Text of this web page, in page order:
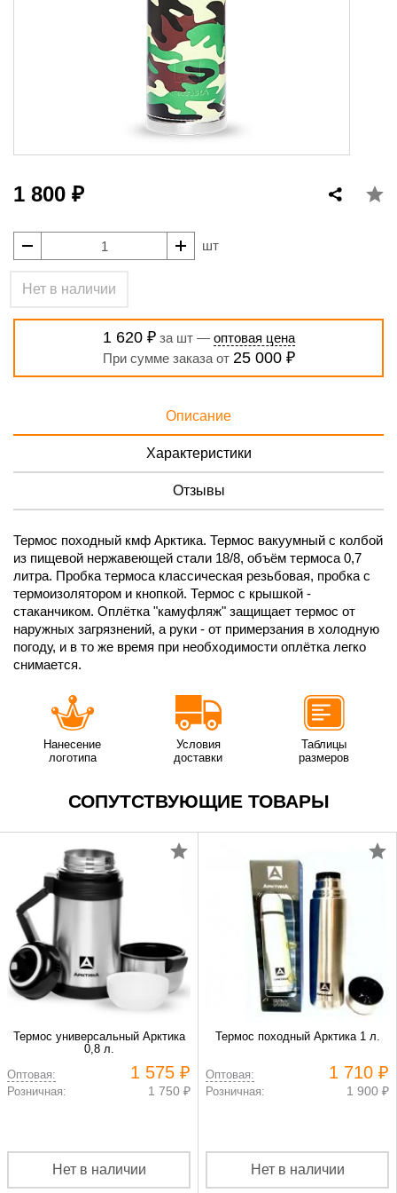
1 800 ₽
шт
Нет в наличии
1 620 ₽за шт — оптовая цена
При сумме заказа от 25 000 ₽
Описание
Характеристики
Отзывы
Термос походный кмф Арктика. Термос вакуумный с колбой
из пищевой нержавеющей стали 18/8, объём термоса 0,7
литра. Пробка термоса классическая резьбовая, пробка с
термоизолятором и кнопкой. Термос с крышкой -
стаканчиком. Оплётка "камуфляж" защищает термос от
наружных загрязнений, а руки - от примерзания в холодную
погоду, и в то же время при необходимости оплётка легко
снимается.
Нанесение
логотипа
Условия
доставки
Таблицы
размеров
СОПУТСТВУЮЩИЕ ТОВАРЫ
Термос универсальный Арктика
0,8 л.
Оптовая:
1 575 ₽
Розничная: 1 750 ₽
Нет в наличии
Термос походный Арктика 1 л.
Оптовая: 1 710 ₽
Розничная: 1 900 ₽
Нет в наличии